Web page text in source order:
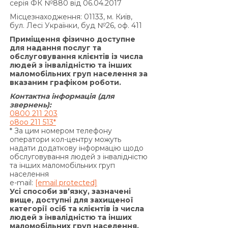
За договором про надання кредиту по
продукту «Кредит 4/6 місяців»:
«У разі прострочення виконання
Позичальником грошового зобов’язання зі
сплати процентів за користування Кредитом та/
або Комісії за видачу Кредиту (якщо умови
Договору передбачають сплату комісії за
видачу Кредиту) та/або Комісії за видачу у
Кредит додаткових грошових коштів (якщо
умови додаткової угоди до Договору
передбачають сплату комісії за видачу у Кредит
додаткових грошових коштів) та/або суми
Кредиту у визначені цим Договором терміни,
на підставі положень частини 2 статті 625
Цивільного кодексу України Кредитодавець
має право вимагати, а Позичальник
зобов’язаний сплатити Кредитодавцю суму
заборгованості з урахуванням 3700 (три тисячі
серія ФК №880 від 06.04.2017
Місцезнаходження: 01133, м. Київ,
бул. Лесі Українки, буд №26, оф. 411
Приміщення фізично доступне
для надання послуг та
обслуговування клієнтів із числа
людей з інвалідністю та інших
маломобільних груп населення за
вказаним графіком роботи.
Контактна інформація (для
звернень):
0800 211 203
o8oo 211 513*
* За цим номером телефону
оператори кол-центру можуть
надати додаткову інформацію щодо
обслуговування людей з інвалідністю
та інших маломобільних груп
населення
e-mail: [email protected]
Усі способи зв’язку, зазначені
вище, доступні для захищеної
категорії осіб та клієнтів із числа
людей з інвалідністю та інших
маломобільних груп населення.